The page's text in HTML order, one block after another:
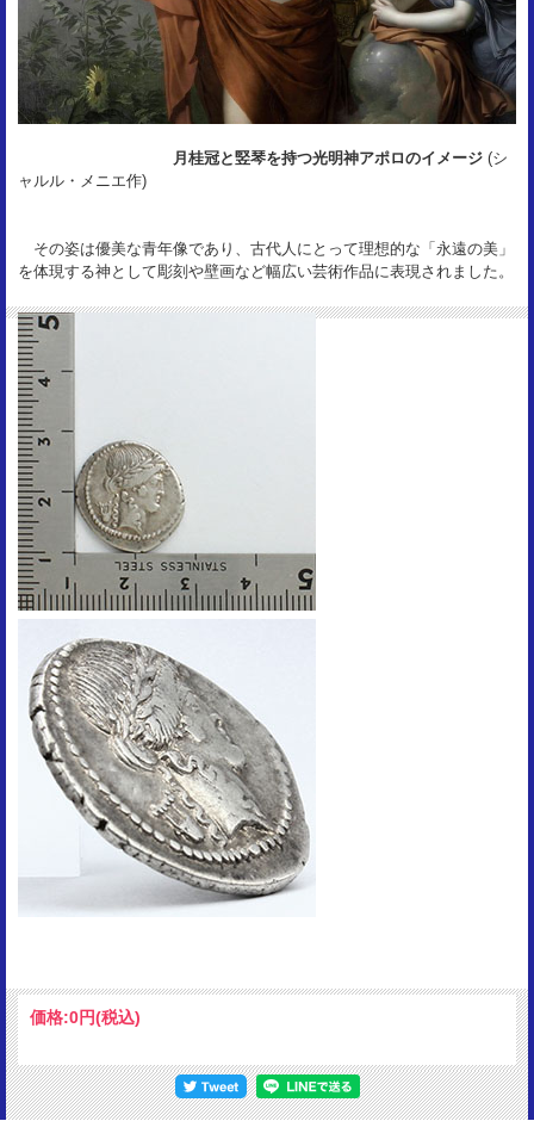
月桂冠と竪琴を持つ光明神アポロのイメージ (シ
ャルル・メニエ作)
その姿は優美な青年像であり、古代人にとって理想的な「永遠の美」
を体現する神として彫刻や壁画など幅広い芸術作品に表現されました。
価格:0円(税込)